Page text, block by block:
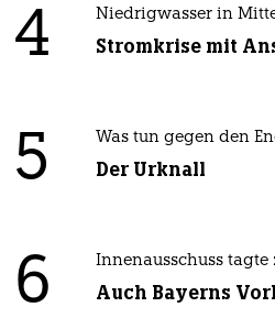
4 Niedrigwasser in
Stromkrise mit
5 Was tun gegen den
Der Urknall
6 Innenausschuss tagte
Auch Bayerns